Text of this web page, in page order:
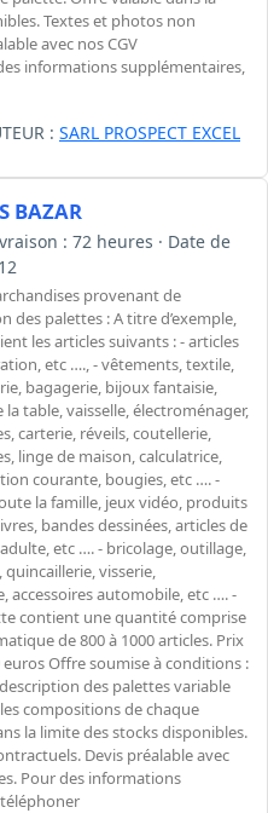
Textes et photos non
avec nos CGV
informations supplémentaires,
: SARL PROSPECT EXCEL
BAZAR
: 72 heures · Date de
provenant de
des palettes : A titre d’exemple,
les articles suivants : - articles
etc …., - vêtements, textile,
bagagerie, bijoux fantaisie,
table, vaisselle, électroménager,
carterie, réveils, coutellerie,
linge de maison, calculatrice,
courante, bougies, etc …. -
la famille, jeux vidéo, produits
bandes dessinées, articles de
etc …. - bricolage, outillage,
visserie,
accessoires automobile, etc …. -
contient une quantité comprise
de 800 à 1000 articles. Prix
Offre soumise à conditions :
des palettes variable
compositions de chaque
la limite des stocks disponibles.
Devis préalable avec
Pour des informations